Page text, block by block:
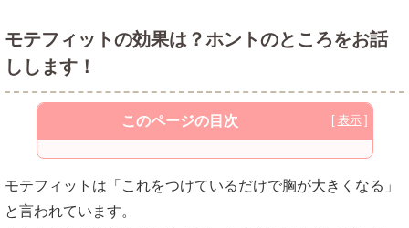
モテフィットの効果は？ホントのところをお話
しします！
このページの目次
モテフィットで胸が大きくなるのは錯覚!?
モテフィットは「これをつけているだけで胸が大きくなる」
と言われています。